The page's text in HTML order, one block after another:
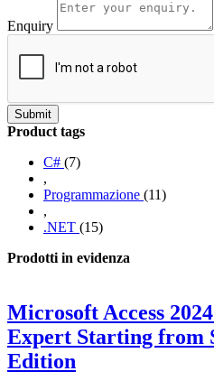
Enquiry
Submit
Product tags
C# (7)
,
Programmazione (11)
,
.NET (15)
Prodotti in evidenza
Microsoft Access
Expert Starting from
Edition